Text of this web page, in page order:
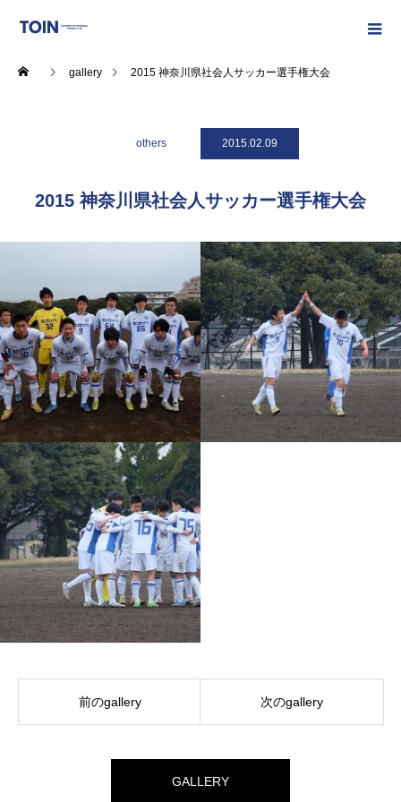
gallery 2015 神奈川県社会人サッカー選手権大会
others 2015.02.09
2015 神奈川県社会人サッカー選手権大会
前のgallery 次のgallery
GALLERY